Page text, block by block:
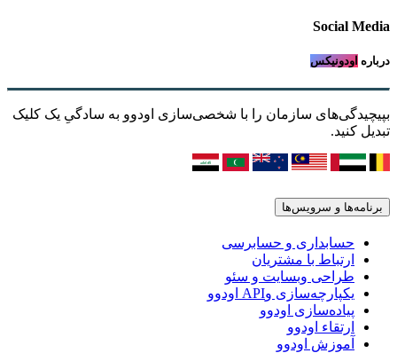
Social Media
درباره اودونیکس
بپیچیدگی‌های سازمان را با شخصی‌سازی اودوو به سادگیِ یک کلیک
تبدیل کنید.
برنامه‌ها و سرویس‌ها
حسابداری و حسابرسی
ارتباط با مشتریان
طراحی وبسایت و سئو
یکپارچه‌سازی وAPI اودوو
پیاده‌سازی اودوو
ارتقاء اودوو
آموزش اودوو